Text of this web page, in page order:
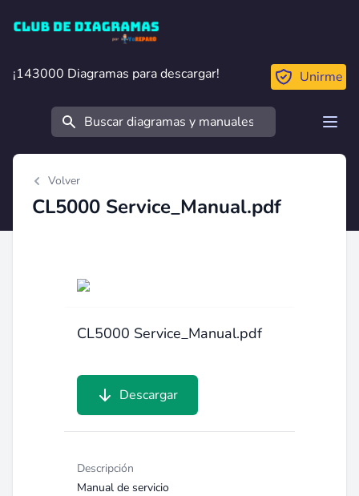
Club de Diagramas
¡143000 Diagramas para descargar!
¡143000 Diagramas para descargar! Unirme
Buscar
Volver
CL5000 Service_Manual.pdf
CL5000 Service_Manual.pdf
Descargar
Descripción
Manual de servicio